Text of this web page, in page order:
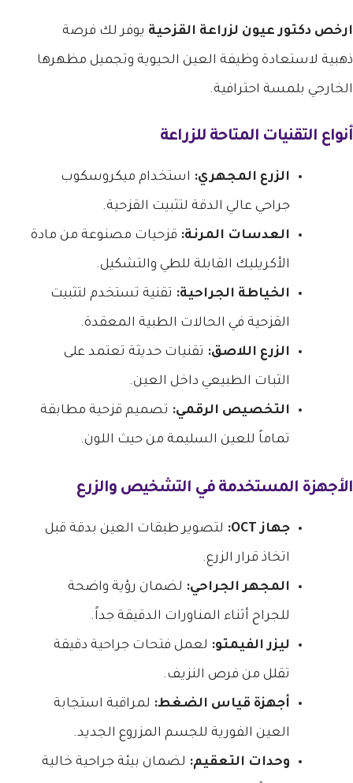
ارخص دكتور عيون لزراعة القزحية يوفر لك فرصة
ذهبية لاستعادة وظيفة العين الحيوية وتجميل مظهرها
الخارجي بلمسة احترافية.
أنواع التقنيات المتاحة للزراعة
الزرع المجهري: استخدام ميكروسكوب
جراحي عالي الدقة لتثبيت القزحية.
العدسات المرنة: قزحيات مصنوعة من مادة
الأكريليك القابلة للطي والتشكيل.
الخياطة الجراحية: تقنية تستخدم لتثبيت
القزحية في الحالات الطبية المعقدة.
الزرع اللاصق: تقنيات حديثة تعتمد على
الثبات الطبيعي داخل العين.
التخصيص الرقمي: تصميم قزحية مطابقة
تماماً للعين السليمة من حيث اللون.
الأجهزة المستخدمة في التشخيص والزرع
جهاز OCT: لتصوير طبقات العين بدقة قبل
اتخاذ قرار الزرع.
المجهر الجراحي: لضمان رؤية واضحة
للجراح أثناء المناورات الدقيقة جداً.
ليزر الفيمتو: لعمل فتحات جراحية دقيقة
تقلل من فرص النزيف.
أجهزة قياس الضغط: لمراقبة استجابة
العين الفورية للجسم المزروع الجديد.
وحدات التعقيم: لضمان بيئة جراحية خالية